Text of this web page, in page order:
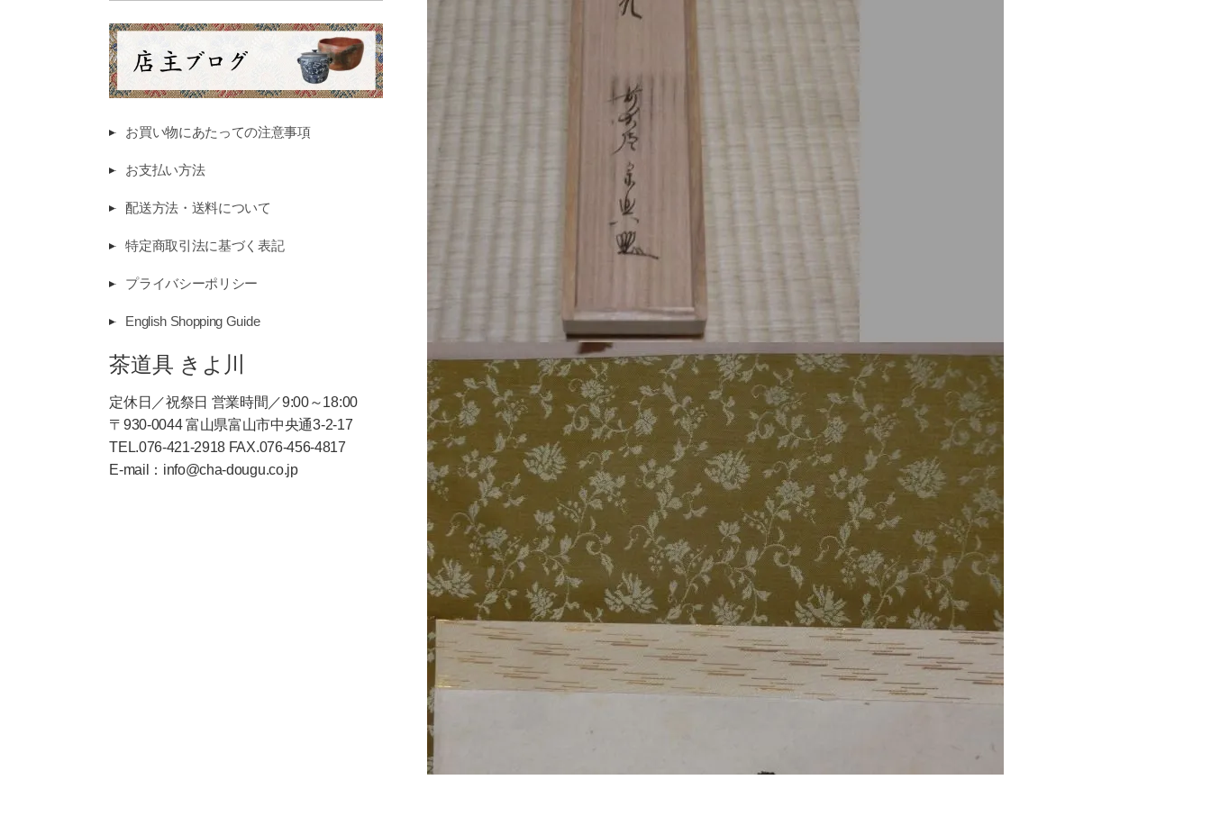
お買い物にあたっての注意事項
お支払い方法
配送方法・送料について
特定商取引法に基づく表記
プライバシーポリシー
English Shopping Guide
茶道具 きよ川
定休日／祝祭日 営業時間／9:00～18:00
〒930-0044 富山県富山市中央通3-2-17
TEL.076-421-2918 FAX.076-456-4817
E-mail：info@cha-dougu.co.jp